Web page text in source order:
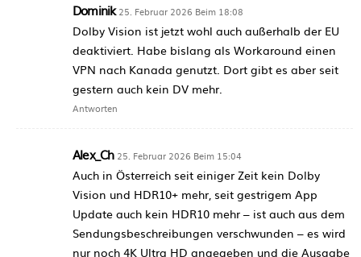
Dominik 25. Februar 2026 Beim 18:08
Dolby Vision ist jetzt wohl auch außerhalb der EU
deaktiviert. Habe bislang als Workaround einen
VPN nach Kanada genutzt. Dort gibt es aber seit
gestern auch kein DV mehr.
Antworten
Alex_Ch 25. Februar 2026 Beim 15:04
Auch in Österreich seit einiger Zeit kein Dolby
Vision und HDR10+ mehr, seit gestrigem App
Update auch kein HDR10 mehr – ist auch aus dem
Sendungsbeschreibungen verschwunden – es wird
nur noch 4K Ultra HD angegeben und die Ausgabe